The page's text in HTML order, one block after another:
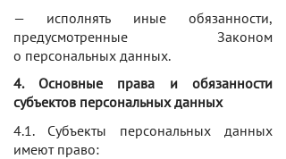
— исполнять иные обязанности,
предусмотренные Законом
о персональных данных.
4. Основные права и обязанности
субъектов персональных данных
4.1. Субъекты персональных данных
имеют право: